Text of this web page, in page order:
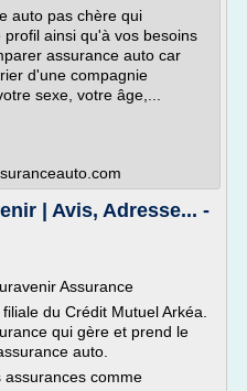
auto pas chère qui
ainsi qu'à vos besoins
assurance auto car
d'une compagnie
sexe, votre âge,...
| Avis, Adresse... -
Assurance
du Crédit Mutuel Arkéa.
qui gère et prend le
auto.
comme